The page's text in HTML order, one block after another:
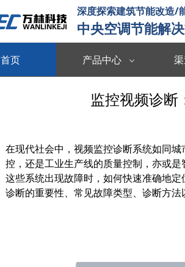
深度探索建筑节能改造/
中央空调节能解
首页 产品中心
跨系统协同 全域数据整合 多维度分析决策
数
海
动态数据采集 需求智能调控 多能源协同管理 运
智慧节能
全维度能耗监测 自适应调节策略 设计与运维联
智
温
监
监控视频诊断
在现代社会中， 视频监控诊断系统如同城
控，还是工业生产线的质量控制，亦或
这些系统出现故障时，如何快速准确地
诊断的重要性、常见故障类型、诊断方